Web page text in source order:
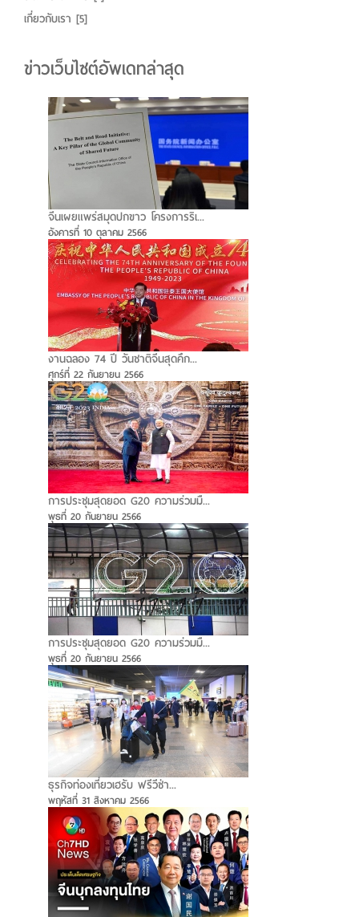
เกี่ยวกับเรา [5]
ข่าวเว็บไซต์อัพเดทล่าสุด
จีนเผยแพร่สมุดปกขาว โครงการริเ...
อังคารที่ 10 ตุลาคม 2566
งานฉลอง 74 ปี วันชาติจีนสุดคึก...
ศุกร์ที่ 22 กันยายน 2566
การประชุมสุดยอด G20 ความร่วมมื...
พุธที่ 20 กันยายน 2566
การประชุมสุดยอด G20 ความร่วมมื...
พุธที่ 20 กันยายน 2566
ธุรกิจท่องเที่ยวเฮรับ ฟรีวีซ่า...
พฤหัสที่ 31 สิงหาคม 2566